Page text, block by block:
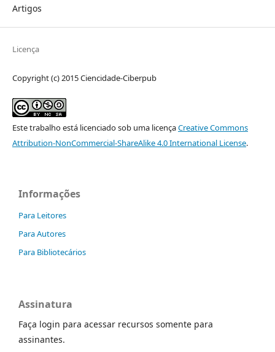
Artigos
Licença
Copyright (c) 2015 Ciencidade-Ciberpub
Este trabalho está licenciado sob uma licençaCreative Commons
Attribution-NonCommercial-ShareAlike 4.0 International License.
Informações
Para Leitores
Para Autores
Para Bibliotecários
Assinatura
Faça login para acessar recursos somente para
assinantes.